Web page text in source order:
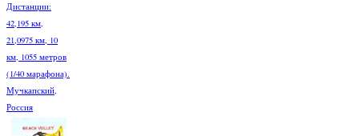
Дистанции:
42,195 км,
21,0975 км, 10
км, 1055 метров
(1/40 марафона).
Мучкапский,
Россия